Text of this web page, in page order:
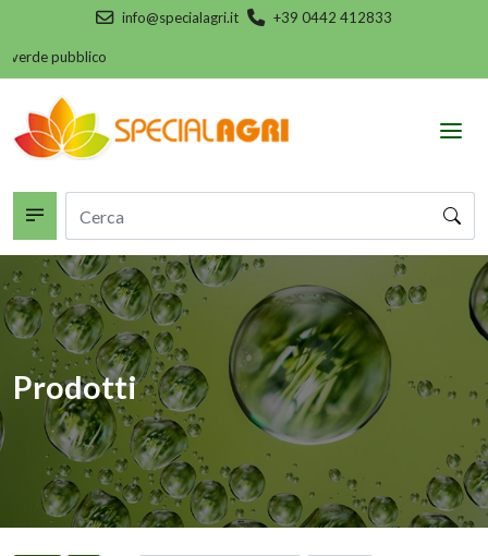
info@specialagri.it +39 0442 412833
pubblico
Prodotti